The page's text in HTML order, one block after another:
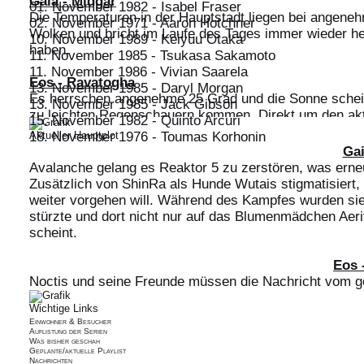
Die Temperaturen in der Hauptstadt liegen bei
Wolken und bricht im Laufe des Tages immer wieder
haben.
Eos - Ravatogha
Es herrschen angenehme 25 Grad und die Sonne
zu leichten Regenschauern kommen. Direkt um den
Die Temperaturen liegen um die 20 Grad und es
Aktueller Hauptplot
Avalanche gelang es Reaktor 5 zu zerstören, was
Zusätzlich von ShinRa als Hunde Wutais
weiter vorgehen will. Während des Kampfes wurden
stürzte und dort nicht nur auf das Blumenmädchen
scheint.
Eos
Noctis und seine Freunde müssen die Nachricht vom
Nifelheim noch verdauen, als sie von der Meldacio
machen sie sich auf den Weg zum Ravatogha, ohne
finden werden.
Wichtige Links
Einwohner & Besucher
Auflistung der Serien
Was bisher geschah
Geplante/aktuelle Playlist
Nachrichten
01. November 1982 - Isabel Fraser
02. November 1971 - Aaron Hotchner
10. November 1989 - Keiyuu Otaka
11. November 1985 - Tsukasa Sakamoto
11. November 1986 - Vivian Saarela
13. November 1985 - Daryl Morgan
13. November 1985 - Jack Gibson
15. November 1982 - Quinto Arcuri
18. November 1976 - Toumas Korhonin
19. November 1995 - Mike Montgomery
19. November 1995 - Tyler Blackwell
21. November 1978 - Brendan Byrne
23. November 1977 - Sherlock Holmes